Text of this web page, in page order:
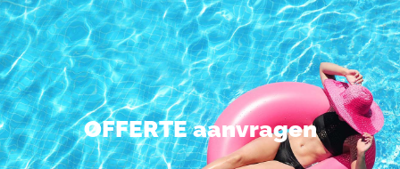
OFFERTE aanvragen